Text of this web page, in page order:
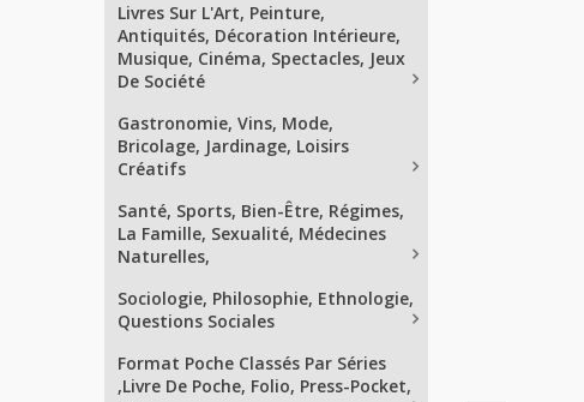
Livres Sur L'Art, Peinture,
Antiquités, Décoration Intérieure,
Musique, Cinéma, Spectacles, Jeux
De Société
Gastronomie, Vins, Mode,
Bricolage, Jardinage, Loisirs
Créatifs
Santé, Sports, Bien-Être, Régimes,
La Famille, Sexualité, Médecines
Naturelles,
Sociologie, Philosophie, Ethnologie,
Questions Sociales
Format Poche Classés Par Séries
,Livre De Poche, Folio, Press-Pocket,